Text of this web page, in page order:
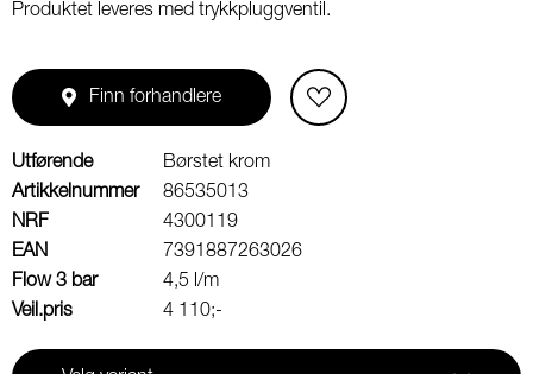
Produktet leveres med trykkpluggventil.
Finn forhandlere
Utførende
Børstet krom
Artikkelnummer
86535013
NRF
4300119
EAN
7391887263026
Flow 3 bar
4,5 l/m
Veil.pris
4 110;-